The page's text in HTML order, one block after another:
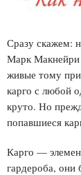
Сразу скажем:
Марк
живые тому
карго с любой
круто. Но
попавшиеся
Карго —
гардероба,